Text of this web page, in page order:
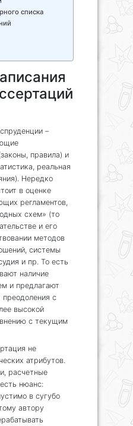
списка
–
правила) и
реальная
Нередко
в оценке
регламентов,
схем» (то
и его
методов
системы
и пр. То есть
наличие
и предлагают
с
высокой
с текущим
не
атрибутов.
расчетные
нюанс:
в сугубо
автору